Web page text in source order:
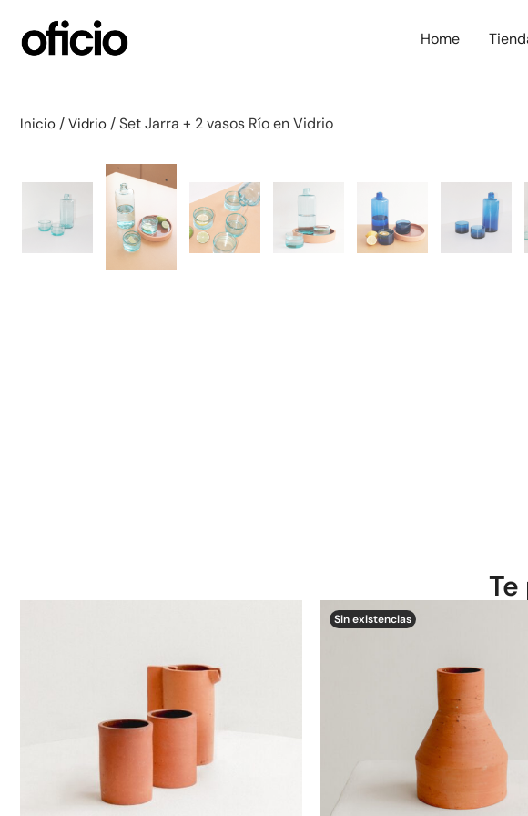
Home
Inicio / Vidrio / Set Jarra + 2 vasos Río en Vidrio
Sin existencias